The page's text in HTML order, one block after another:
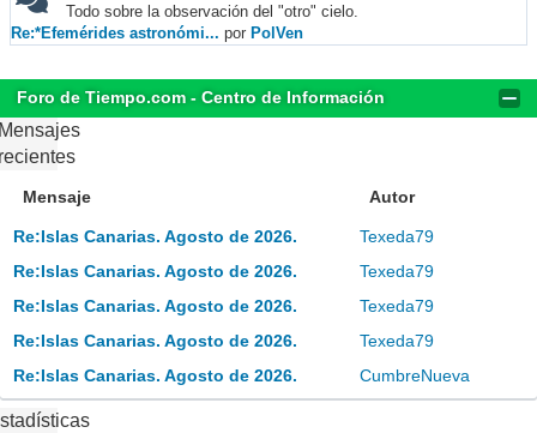
Todo sobre la observación del "otro" cielo.
Re:*Efemérides astronómi... por PolVen
Foro de Tiempo.com - Centro de Información
Mensaje Autor
Re:Islas Canarias. Agosto de 2026.
Texeda79
Re:Islas Canarias. Agosto de 2026.
Texeda79
Re:Islas Canarias. Agosto de 2026.
Texeda79
Re:Islas Canarias. Agosto de 2026.
Texeda79
Re:Islas Canarias. Agosto de 2026.
CumbreNueva